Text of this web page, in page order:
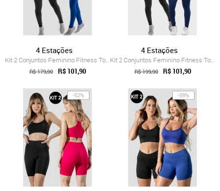
4 Estações
Kit 2 Conjuntos Feminino Fitness Top alç...
R$ 179,90 R$ 101,90
4 Estações
Kit 2 Conjuntos Feminino Fitness Top alç...
R$ 199,90 R$ 101,90
-52% -59%